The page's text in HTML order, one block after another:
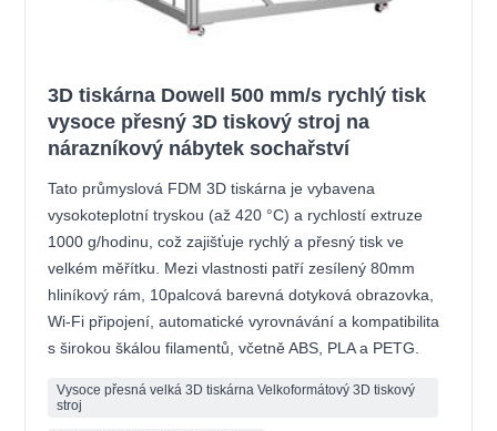
3D tiskárna Dowell 500 mm/s rychlý tisk
vysoce přesný 3D tiskový stroj na
nárazníkový nábytek sochařství
Tato průmyslová FDM 3D tiskárna je vybavena
vysokoteplotní tryskou (až 420 °C) a rychlostí extruze
1000 g/hodinu, což zajišťuje rychlý a přesný tisk ve
velkém měřítku. Mezi vlastnosti patří zesílený 80mm
hliníkový rám, 10palcová barevná dotyková obrazovka,
Wi-Fi připojení, automatické vyrovnávání a kompatibilita
s širokou škálou filamentů, včetně ABS, PLA a PETG.
Vysoce přesná velká 3D tiskárna Velkoformátový 3D tiskový
stroj